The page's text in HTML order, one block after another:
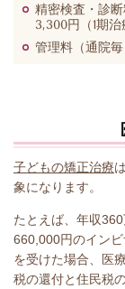
精密検査・診
3,300円（1期
管理料（通院
子どもの矯正治療
象になります。
たとえば、年収
660,000円のイン
を受けた場合、医
税の還付と住民税